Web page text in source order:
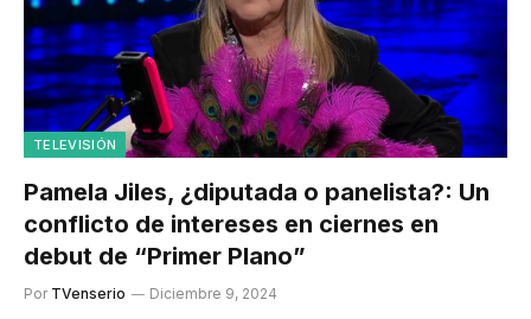
TELEVISIÓN
Pamela Jiles, ¿diputada o panelista?: Un
conflicto de intereses en ciernes en
debut de “Primer Plano”
Por TVenserio Diciembre 9, 2024